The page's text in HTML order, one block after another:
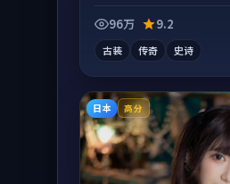
96万
9.2
古装 传奇 史诗
日本 高分